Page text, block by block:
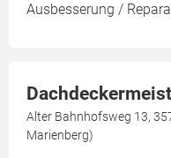
Ausbesserung /
Alter Bahnhofsweg 13,
Marienberg)